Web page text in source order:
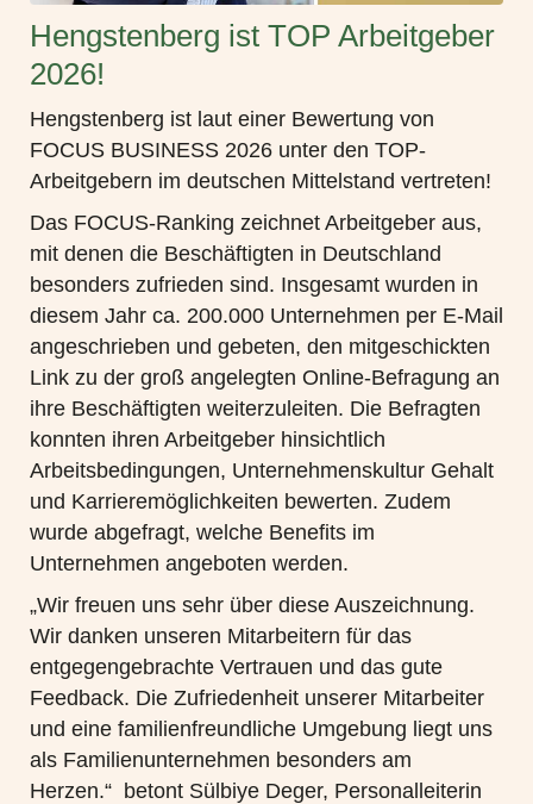
Hengstenberg ist TOP Arbeitgeber
2026!
Hengstenberg ist laut einer Bewertung von
FOCUS BUSINESS 2026 unter den TOP-
Arbeitgebern im deutschen Mittelstand vertreten!
Das FOCUS-Ranking zeichnet Arbeitgeber aus,
mit denen die Beschäftigten in Deutschland
besonders zufrieden sind. Insgesamt wurden in
diesem Jahr ca. 200.000 Unternehmen per E-Mail
angeschrieben und gebeten, den mitgeschickten
Link zu der groß angelegten Online-Befragung an
ihre Beschäftigten weiterzuleiten. Die Befragten
konnten ihren Arbeitgeber hinsichtlich
Arbeitsbedingungen, Unternehmenskultur Gehalt
und Karrieremöglichkeiten bewerten. Zudem
wurde abgefragt, welche Benefits im
Unternehmen angeboten werden.
„Wir freuen uns sehr über diese Auszeichnung.
Wir danken unseren Mitarbeitern für das
entgegengebrachte Vertrauen und das gute
Feedback. Die Zufriedenheit unserer Mitarbeiter
und eine familienfreundliche Umgebung liegt uns
als Familienunternehmen besonders am
Herzen.“ betont Sülbiye Deger, Personalleiterin